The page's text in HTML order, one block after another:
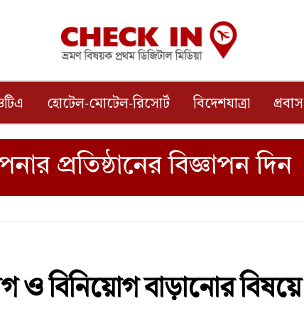
হোটেল-মোটেল-রিসোর্ট বিদেশযাত্রা প্রবাস
ও বিনিয়োগ বাড়ানোর বিষয়ে